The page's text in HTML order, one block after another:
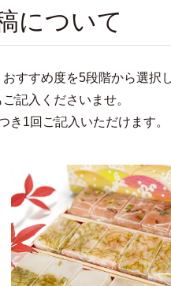
について
すすめ度を5段階から選択
記入くださいませ。
1回ご記入いただけます。